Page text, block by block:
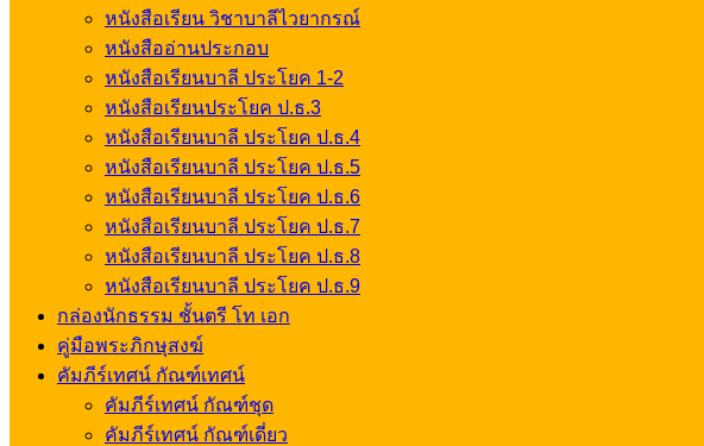
หนังสือเรียน วิชาบาลีไวยากรณ์
หนังสืออ่านประกอบ
หนังสือเรียนบาลี ประโยค 1-2
หนังสือเรียนประโยค ป.ธ.3
หนังสือเรียนบาลี ประโยค ป.ธ.4
หนังสือเรียนบาลี ประโยค ป.ธ.5
หนังสือเรียนบาลี ประโยค ป.ธ.6
หนังสือเรียนบาลี ประโยค ป.ธ.7
หนังสือเรียนบาลี ประโยค ป.ธ.8
หนังสือเรียนบาลี ประโยค ป.ธ.9
กล่องนักธรรม ชั้นตรี โท เอก
คู่มือพระภิกษุสงฆ์
คัมภีร์เทศน์ กัณฑ์เทศน์
คัมภีร์เทศน์ กัณฑ์ชุด
คัมภีร์เทศน์ กัณฑ์เดี่ยว